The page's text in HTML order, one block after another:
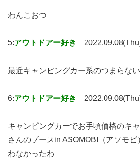
わんこおつ
5:アウトドアー好き
最近キャンピングカー系のつまらな
6:アウトドアー好き
キャンピングカーでお手頃価格のキ
さんのブースin ASOMOBI（アソモ
わなかったわ